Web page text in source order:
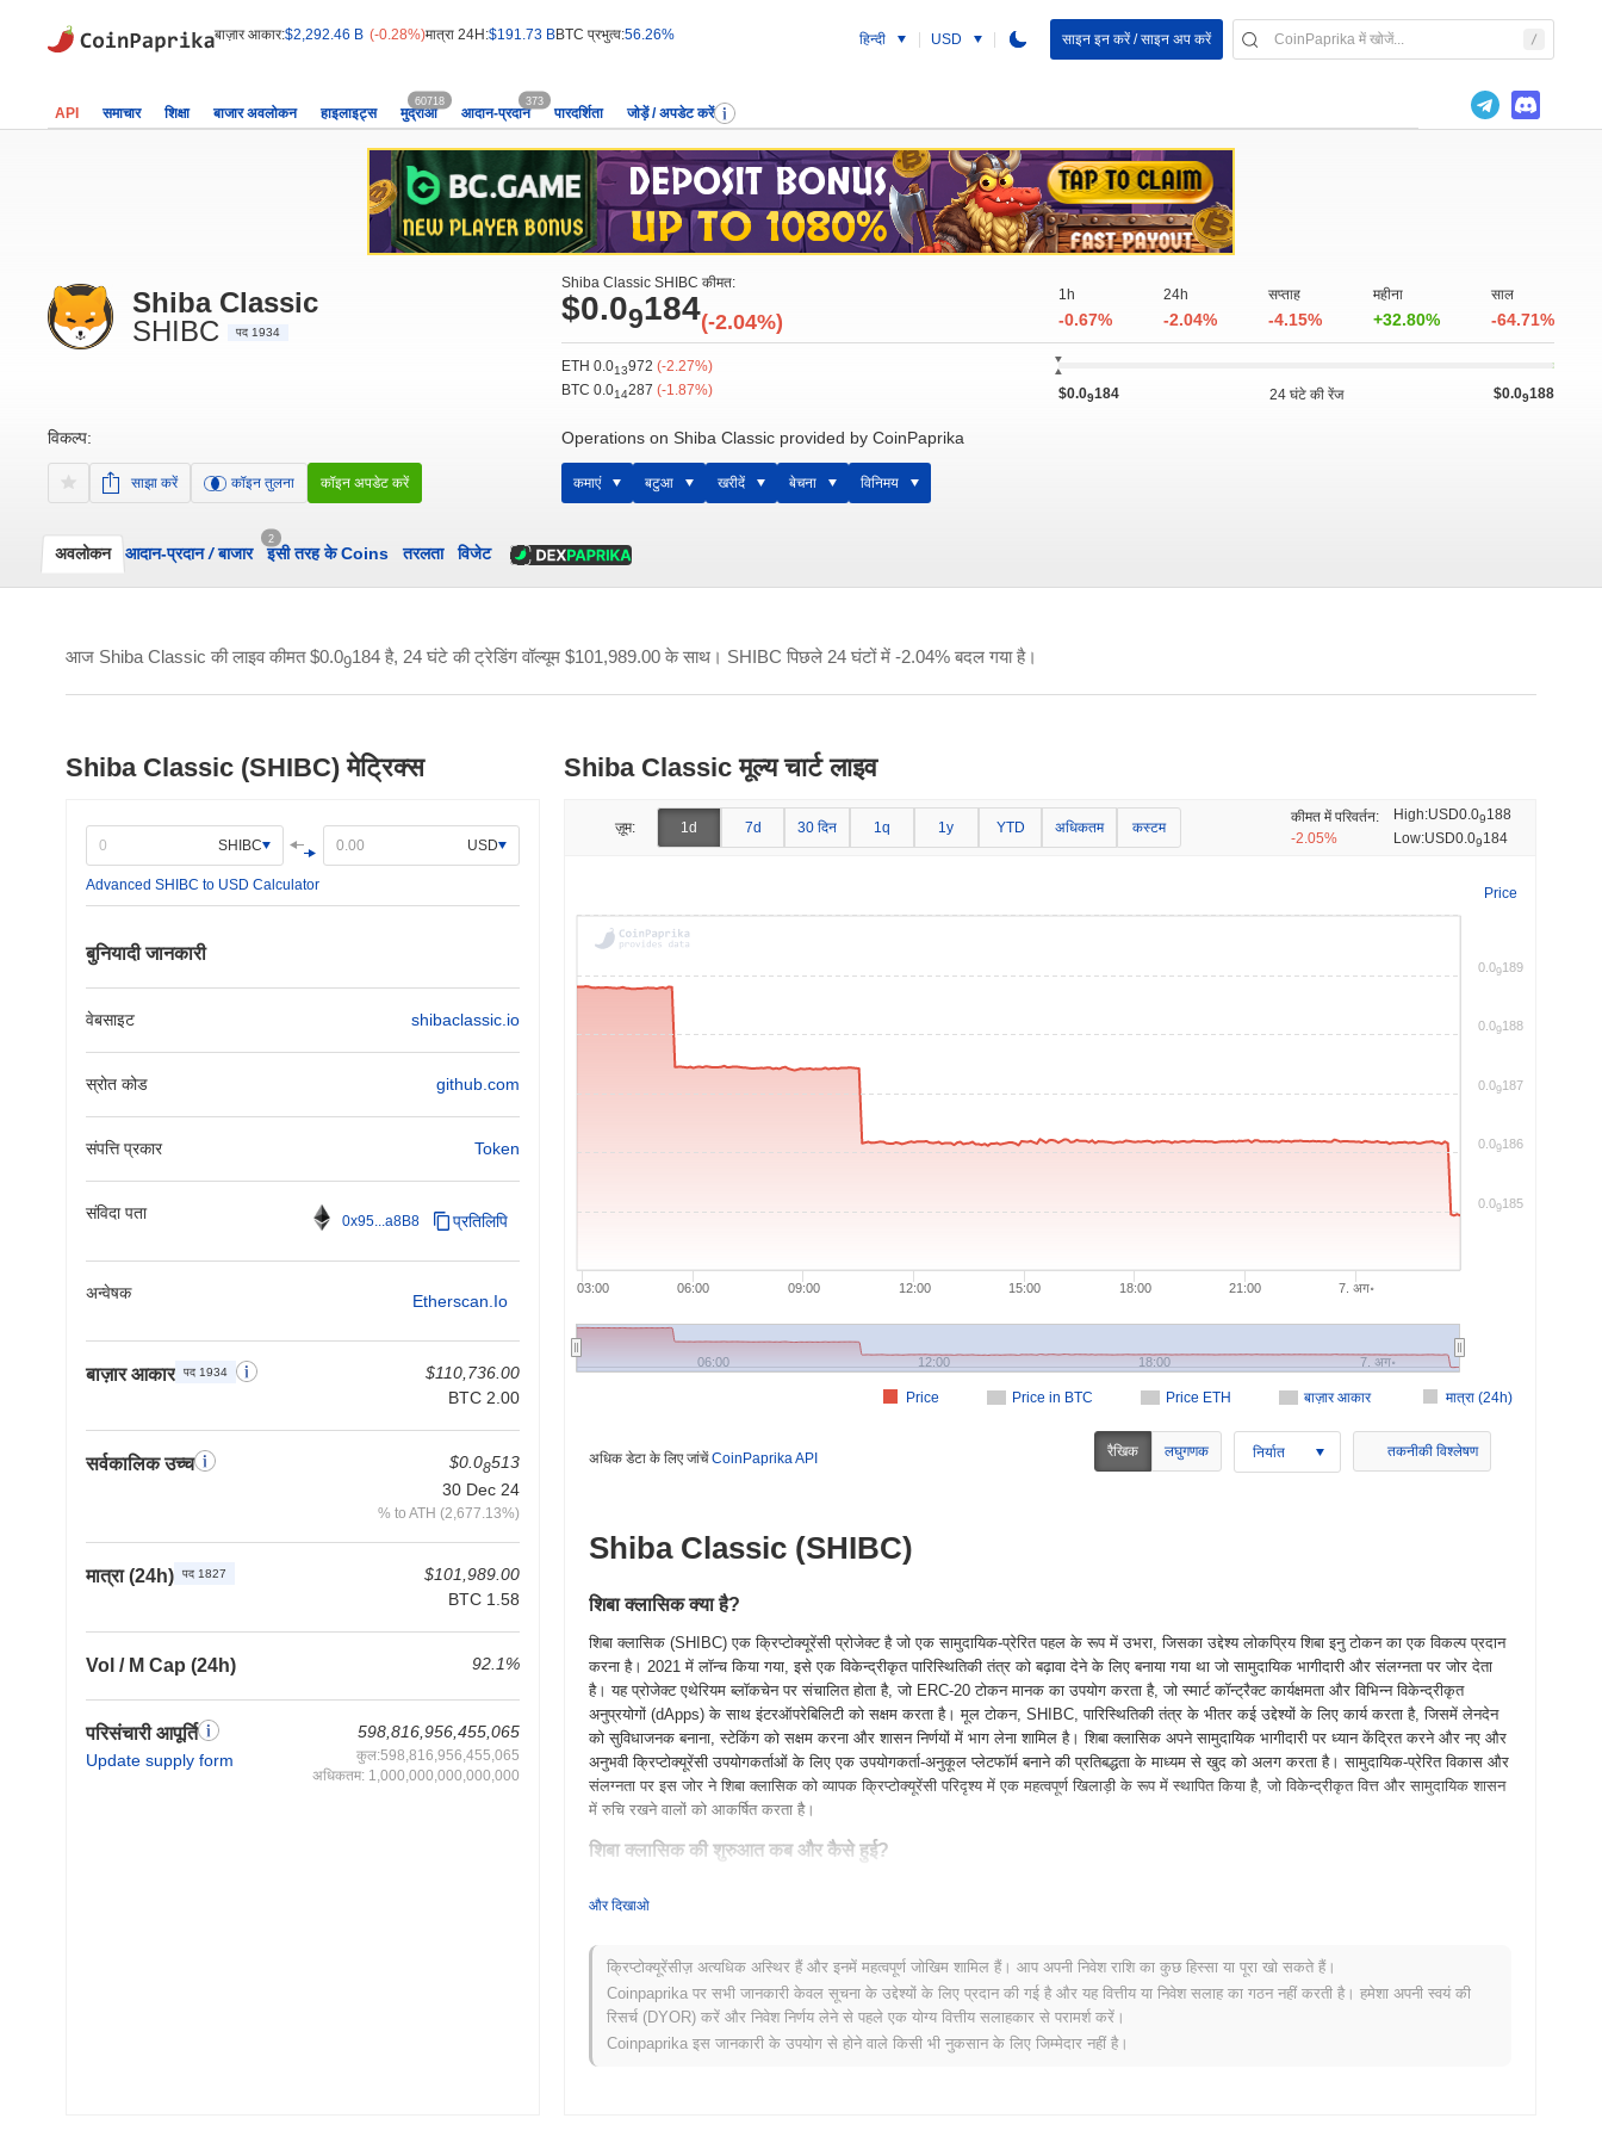
बाज़ार आकार:$2,292.46 B (-0.28%)मात्रा 24H:$191.73 BBTC प्रभुत्व:56.26% हिन्दी USD साइन इन करें / साइन अप करें
API समाचार शिक्षा बाजार अवलोकन हाइलाइट्स मुद्राओं
60718
आदान-प्रदान
373
पारदर्शिता जोड़ें / अपडेट करें
Shiba Classic
SHIBC
पद 1934
विकल्प:
साझा करें कॉइन तुलना कॉइन अपडेट करें
Shiba Classic SHIBC कीमत:
$0.09184(-2.04%)
1h
-0.67%
24h
-2.04%
सप्ताह
-4.15%
महीना
+32.80%
साल
-64.71%
ETH 0.013972(-2.27%)
BTC 0.014287(-1.87%) $0.09184 24 घंटे की रेंज $0.09188
Operations on Shiba Classic provided by CoinPaprika
कमाएं बटुआ खरीदें बेचना विनिमय
अवलोकन आदान-प्रदान/बाजार
2
इसी तरह के Coins तरलता विजेट
आज Shiba Classic की लाइव कीमत$0.09184 है, 24 घंटे की ट्रेडिंग वॉल्यूम $101,989.00 के साथ। SHIBC पिछले 24 घंटों में -2.04% बदल गया है।
Shiba Classic (SHIBC) मेट्रिक्स
SHIBC USD
Advanced SHIBC to USD Calculator
बुनियादी जानकारी
वेबसाइट shibaclassic.io
स्रोत कोड github.com
संपत्ति प्रकार Token
संविदा पता 0x95...a8B8 प्रतिलिपि
अन्वेषक Etherscan.io
बाज़ार आकार पद 1934
$110,736.00
BTC 2.00
सर्वकालिक उच्च $0.08513
30 Dec 24
% to ATH (2,677.13%)
मात्रा (24h) पद 1827
$101,989.00
BTC 1.58
Vol / M Cap (24h) 92.1%
परिसंचारी आपूर्ति
Update supply form
598,816,956,455,065
कुल:598,816,956,455,065
अधिकतम: 1,000,000,000,000,000
Shiba Classic मूल्य चार्ट लाइव
ज़ूम: 1d 7d 30 दिन 1q 1y YTD अधिकतम कस्टम
कीमत में परिवर्तन:
-2.05%
High:USD0.09188
Low:USD0.09184
Price
Price in BTC Price ETH बाज़ार आकार मात्रा (24h)
Price
03:00 06:00 09:00 12:00 15:00 18:00 21:00 7. अग॰
06:00 12:00 18:00 7. अग॰
0.09185
0.09186
0.09187
0.09188
0.09189
अधिक डेटा के लिए जांचेंCoinPaprika API रैखिक लघुगणक निर्यात तकनीकी विश्लेषण
Shiba Classic (SHIBC)
शिबा क्लासिक क्या है?
शिबा क्लासिक (SHIBC) एक क्रिप्टोक्यूरेंसी प्रोजेक्ट है जो एक सामुदायिक-प्रेरित पहल के रूप में उभरा, जिसका उद्देश्य लोकप्रिय शिबा इनु टोकन का एक विकल्प प्रदान
करना है। 2021 में लॉन्च किया गया, इसे एक विकेन्द्रीकृत पारिस्थितिकी तंत्र को बढ़ावा देने के लिए बनाया गया था जो सामुदायिक भागीदारी और संलग्नता पर जोर देता
है। यह प्रोजेक्ट एथेरियम ब्लॉकचेन पर संचालित होता है, जो ERC-20 टोकन मानक का उपयोग करता है, जो स्मार्ट कॉन्ट्रैक्ट कार्यक्षमता और विभिन्न विकेन्द्रीकृत
अनुप्रयोगों (dApps) के साथ इंटरऑपरेबिलिटी को सक्षम करता है। मूल टोकन, SHIBC, पारिस्थितिकी तंत्र के भीतर कई उद्देश्यों के लिए कार्य करता है, जिसमें लेनदेन
को सुविधाजनक बनाना, स्टेकिंग को सक्षम करना और शासन निर्णयों में भाग लेना शामिल है। शिबा क्लासिक अपने सामुदायिक भागीदारी पर ध्यान केंद्रित करने और नए और
अनुभवी क्रिप्टोक्यूरेंसी उपयोगकर्ताओं के लिए एक उपयोगकर्ता-अनुकूल प्लेटफॉर्म बनाने की प्रतिबद्धता के माध्यम से खुद को अलग करता है। सामुदायिक-प्रेरित विकास और
संलग्नता पर इस जोर ने शिबा क्लासिक को व्यापक क्रिप्टोक्यूरेंसी परिदृश्य में एक महत्वपूर्ण खिलाड़ी के रूप में स्थापित किया है, जो विकेन्द्रीकृत वित्त और सामुदायिक शासन
में रुचि रखने वालों को आकर्षित करता है।
शिबा क्लासिक की शुरुआत कब और कैसे हुई?
प्रोजेक्ट का उद्देश्य सामुदायिक भागीदारी और मीम संस्कृति के चारों ओर एक विकेन्द्रीकृत पारिस्थितिकी तंत्र बनाना था, जो इसके पूर्ववर्ती, शिबा इनु के समान था। श्वेत
प्रयोग करने की अनुमति मिली। मुख्यनेट बाद में अक्टूबर 2021 में लॉन्च किया गया, जो टोकन के आधिकारिक क्रिप्टोक्यूरेंसी बाजार में प्रवेश को चिह्नित करता है।
प्रारंभिक विकास ने एक मजबूत समुदाय बनाने और पारिस्थितिकी तंत्र के भीतर टोकन की उपयोगिता को बढ़ाने पर ध्यान केंद्रित किया। शिबा क्लासिक का प्रारंभिक
वितरण एक निष्पक्ष लॉन्च मॉडल के माध्यम से हुआ, जिसने प्रतिभागियों को प्री-सेल या प्रारंभिक सिक्का पेशकश की आवश्यकता के बिना टोकन प्राप्त करने की अनुमति
दी। इस दृष्टिकोण ने शुरुआत से ही सामुदायिक स्वामित्व और संलग्नता की भावना को बढ़ावा दिया, शिबा क्लासिक की वृद्धि और अपनाने की नींव रखी।
शिबा क्लासिक के लिए क्या आ रहा है?
और दिखाओ
क्रिप्टोक्यूरेंसीज़ अत्यधिक अस्थिर हैं और इनमें महत्वपूर्ण जोखिम शामिल हैं। आप अपनी निवेश राशि का कुछ हिस्सा या पूरा खो सकते हैं।
Coinpaprika पर सभी जानकारी केवल सूचना के उद्देश्यों के लिए प्रदान की गई है और यह वित्तीय या निवेश सलाह का गठन नहीं करती है। हमेशा अपनी स्वयं की
रिसर्च (DYOR) करें और निवेश निर्णय लेने से पहले एक योग्य वित्तीय सलाहकार से परामर्श करें।
Coinpaprika इस जानकारी के उपयोग से होने वाले किसी भी नुकसान के लिए जिम्मेदार नहीं है।